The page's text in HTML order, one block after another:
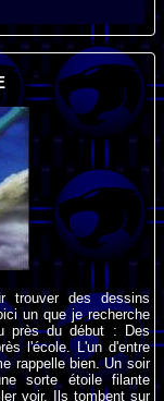
trouver des dessins
un que je recherche
près du début : Des
l'école. L'un d'entre
rappelle bien. Un soir
sorte étoile filante
voir. Ils tombent sur